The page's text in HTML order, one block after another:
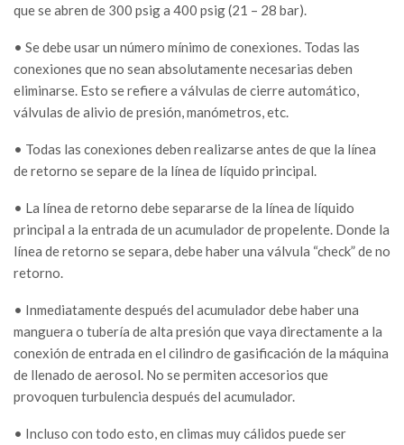
que se abren de 300 psig a 400 psig (21 – 28 bar).
• Se debe usar un número mínimo de conexiones. Todas las
conexiones que no sean absolutamente necesarias deben
eliminarse. Esto se refiere a válvulas de cierre automático,
válvulas de alivio de presión, manómetros, etc.
• Todas las conexiones deben realizarse antes de que la línea
de retorno se separe de la línea de líquido principal.
• La línea de retorno debe separarse de la línea de líquido
principal a la entrada de un acumulador de propelente. Donde la
línea de retorno se separa, debe haber una válvula “check” de no
retorno.
• Inmediatamente después del acumulador debe haber una
manguera o tubería de alta presión que vaya directamente a la
conexión de entrada en el cilindro de gasificación de la máquina
de llenado de aerosol. No se permiten accesorios que
provoquen turbulencia después del acumulador.
• Incluso con todo esto, en climas muy cálidos puede ser